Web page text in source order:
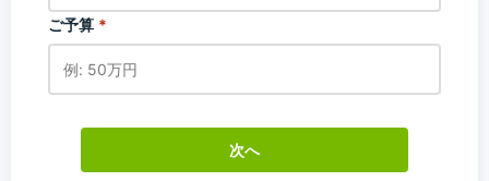
ご予算 *
次へ